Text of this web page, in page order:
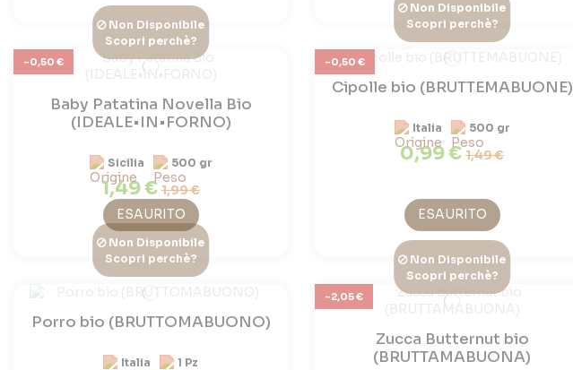
-0,50 €
Non Disponibile
Scopri perchè?
Baby Patatina Novella Bio
(IDEALE•IN•FORNO)
Sicilia 500 gr
1,49 € 1,99 €
ESAURITO
-0,50 €
Non Disponibile
Scopri perchè?
Cipolle bio (BRUTTEMABUONE)
Italia 500 gr
0,99 €1,49 €
ESAURITO
Non Disponibile
Scopri perchè?
Porro bio (BRUTTOMABUONO)
Italia 1 Pz
-2,05 €
Non Disponibile
Scopri perchè?
Zucca Butternut bio
(BRUTTAMABUONA)